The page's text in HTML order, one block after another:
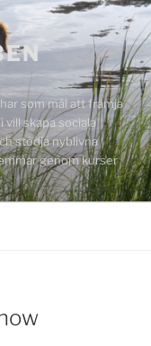
som mål att främja
vill skapa sociala
stödja nyblivna
genom kurser